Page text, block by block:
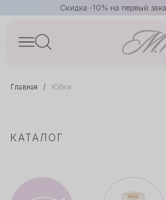
Скидка -10% на первый
Главная Юбки
КАТАЛОГ